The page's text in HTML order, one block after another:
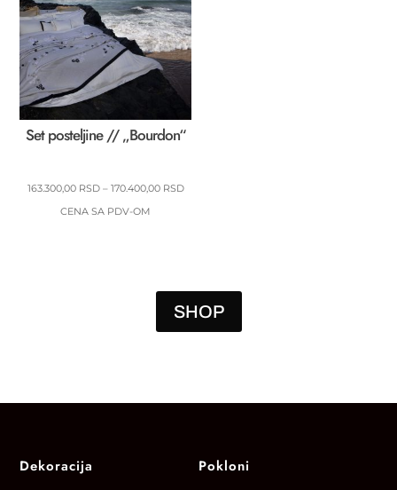
Set posteljine // „Bourdon“
163.300,00 RSD – 170.400,00 RSDRASPON
170.400,00 RSD
CENA SA PDV-OM
SHOP
Dekoracija Pokloni